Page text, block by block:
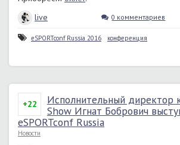
live
0 комментариев
eSPORTconf Russia 2016 конференция
+22
Исполнительный директор
Show Игнат Бобрович
eSPORTconf Russia
Новости